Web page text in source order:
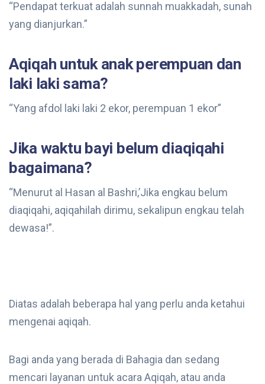
“Pendapat terkuat adalah sunnah muakkadah, sunah
yang dianjurkan.”
Aqiqah untuk anak perempuan dan
laki laki sama?
“Yang afdol laki laki 2 ekor, perempuan 1 ekor”
Jika waktu bayi belum diaqiqahi
bagaimana?
“Menurut al Hasan al Bashri,’Jika engkau belum
diaqiqahi, aqiqahilah dirimu, sekalipun engkau telah
dewasa!”.
Diatas adalah beberapa hal yang perlu anda ketahui
mengenai aqiqah.
Bagi anda yang berada di Bahagia dan sedang
mencari layanan untuk acara Aqiqah, atau anda